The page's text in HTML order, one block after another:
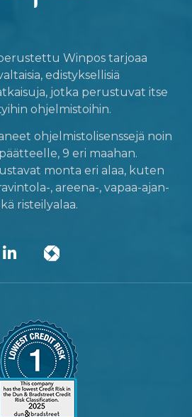
Winpos tarjoaa
edistyksellisiä
jotka perustuvat itse
ohjelmistoihin.
ohjelmistolisenssejä noin
9 eri maahan.
monta eri alaa, kuten
, areena-, vapaa-ajan-
risteilyalaa.